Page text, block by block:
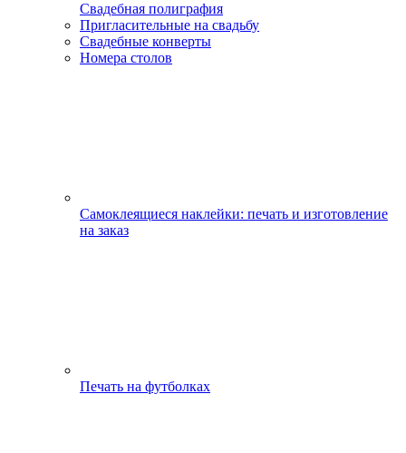
Свадебная полиграфия
Пригласительные на свадьбу
Свадебные конверты
Номера столов
Самоклеящиеся наклейки: печать и изготовление
на заказ
Печать на футболках